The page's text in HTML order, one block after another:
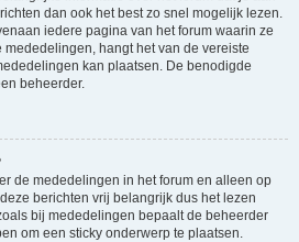
dan ook het best zo snel mogelijk lezen.
iedere pagina van het forum waarin ze
hangt het van de vereiste
kan plaatsen. De benodigde
beheerder.
de mededelingen in het forum en alleen op
berichten vrij belangrijk dus het lezen
bij mededelingen bepaalt de beheerder
om een sticky onderwerp te plaatsen.